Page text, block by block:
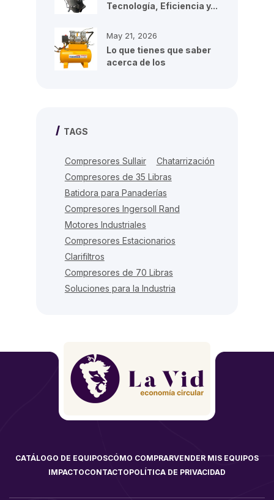
Tecnología, Eficiencia y...
May 21, 2026
Lo que tienes que saber
acerca de los
TAGS
Compresores Sullair
Chatarrización
Compresores de 35 Libras
Batidora para Panaderías
Compresores Ingersoll Rand
Motores Industriales
Compresores Estacionarios
Clarifiltros
Compresores de 70 Libras
Soluciones para la Industria
CATÁLOGO DE EQUIPOSCÓMO COMPRARVENDER MIS EQUIPOS
IMPACTOCONTACTOPOLÍTICA DE PRIVACIDAD